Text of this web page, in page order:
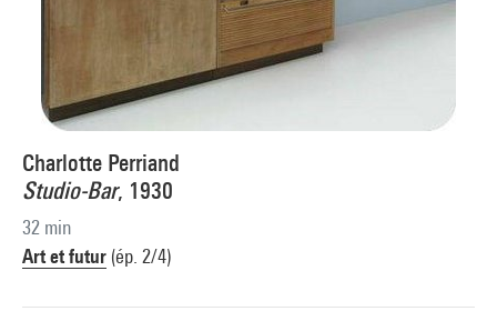
Charlotte Perriand
Studio-Bar, 1930
32 min
Art et futur (ép. 2/4)